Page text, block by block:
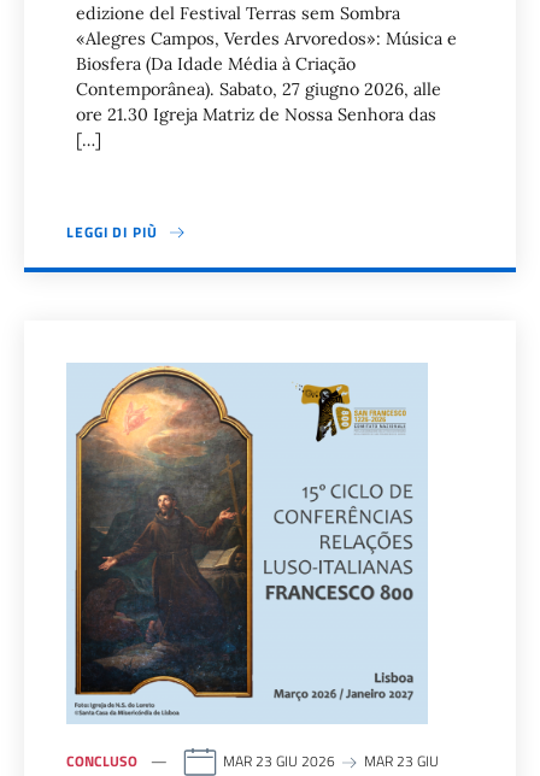
edizione del Festival Terras sem Sombra
«Alegres Campos, Verdes Arvoredos»: Música e
Biosfera (Da Idade Média à Criação
Contemporânea). Sabato, 27 giugno 2026, alle
ore 21.30 Igreja Matriz de Nossa Senhora das
[…]
LEGGI DI PIÙ
CONCLUSO MAR 23 GIU 2026 MAR 23 GIU